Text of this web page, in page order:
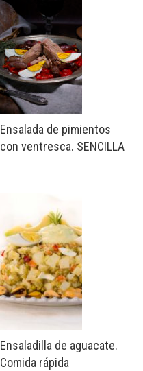
Ensalada de pimientos
con ventresca. SENCILLA
Ensaladilla de aguacate.
Comida rápida